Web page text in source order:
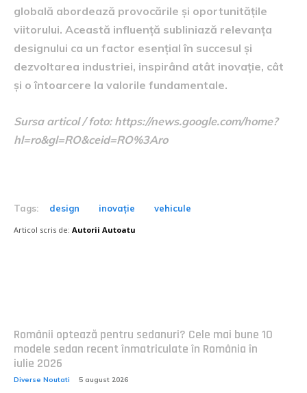
globală abordează provocările și oportunitățile
viitorului. Această influență subliniază relevanța
designului ca un factor esențial în succesul și
dezvoltarea industriei, inspirând atât inovație, cât
și o întoarcere la valorile fundamentale.
Sursa articol / foto: https://news.google.com/home?
hl=ro&gl=RO&ceid=RO%3Aro
Tags: design inovație vehicule
Articol scris de: Autorii Autoatu
Românii optează pentru sedanuri? Cele mai bune 10
modele sedan recent înmatriculate în România în
iulie 2026
Diverse Noutati 5 august 2026